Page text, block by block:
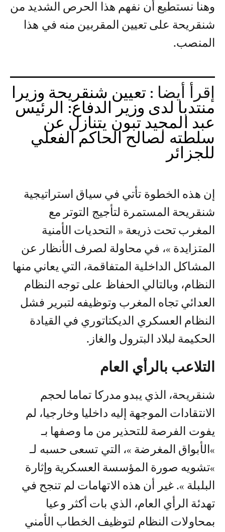
وهنا نستطيع أن نفهم هذا الحرص الشديد من
شنقريحة على تعيين المقربين منه في هذا
المنصب.
إقرأ أيضا : تعيين شنقريحة وزيرا
منتدبا لدى وزير الدفاع: الرئيس
عبد المجيد تبون يتنازل عن
سلطته لصالح الحاكم الفعلي
للجزائر
إن هذه الخطوة تأتي في سياق استراتيجية
شنقريحة المستمرة لتأجيج التوتر مع
المغرب تحت ذريعة « التحديات الأمنية
المتزايدة »، في محاولة لصرف الأنظار عن
المشاكل الداخلية المتفاقمة، التي يعاني منها
النظام، وبالتالي الحفاظ على توجه النظام
العدائي تجاه المغرب وتوظيفه لتبرير فشل
النظام العسكري الديكتاتوري في القيادة
الحكيمة لبلاد البترول والغاز.
التلاعب بالرأي العام
شنقريحة، الذي يبدو مدركا تماما لحجم
الانتقادات الموجهة إليه داخليا وخارجيا، لم
يفوت الفرصة للتحذير من ما وصفها بـ
»الأبواق المغرضة »، التي تسعى حسبه لـ
»تشويه صورة المؤسسة العسكرية وإثارة
البلبلة ». غير أن هذه الاتهامات لم تنجح في
تهدئة الرأي العام، الذي بات أكثر وعيا
بمحاولات النظام لتوظيف الخطاب الأمني